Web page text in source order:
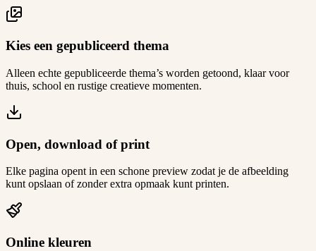
Kies een gepubliceerd thema
Alleen echte gepubliceerde thema’s worden getoond, klaar voor
thuis, school en rustige creatieve momenten.
Open, download of print
Elke pagina opent in een schone preview zodat je de afbeelding
kunt opslaan of zonder extra opmaak kunt printen.
Online kleuren